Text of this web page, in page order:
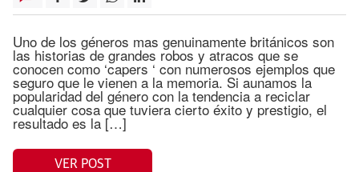
Uno de los géneros mas genuinamente británicos son
las historias de grandes robos y atracos que se
conocen como ‘capers ‘ con numerosos ejemplos que
seguro que le vienen a la memoria. Si aunamos la
popularidad del género con la tendencia a reciclar
cualquier cosa que tuviera cierto éxito y prestigio, el
resultado es la […]
VER POST